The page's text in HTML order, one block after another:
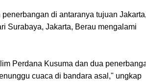
di antaranya tujuan Jakarta,
Surabaya, Jakarta, Berau mengalami
Perdana Kusuma dan dua
cuaca di bandara asal," ungkap